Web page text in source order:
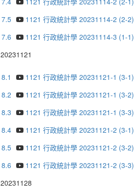
7.5
1121 行政統計學 20231114-2 (2-2)
7.6
1121 行政統計學 20231114-3 (1-1)
20231121
8.1
1121 行政統計學 20231121-1 (3-1)
8.2
1121 行政統計學 20231121-1 (3-2)
8.3
1121 行政統計學 20231121-1 (3-3)
8.4
1121 行政統計學 20231121-2 (3-1)
8.5
1121 行政統計學 20231121-2 (3-2)
8.6
1121 行政統計學 20231121-2 (3-3)
20231128